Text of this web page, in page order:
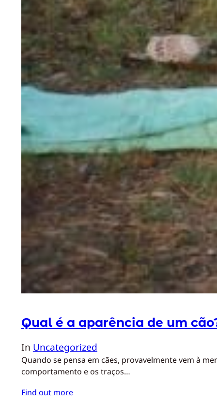
Qual é a aparência de um
In Uncategorized
Quando se pensa em cães, provavelmente vem à
comportamento e os traços…
Find out more